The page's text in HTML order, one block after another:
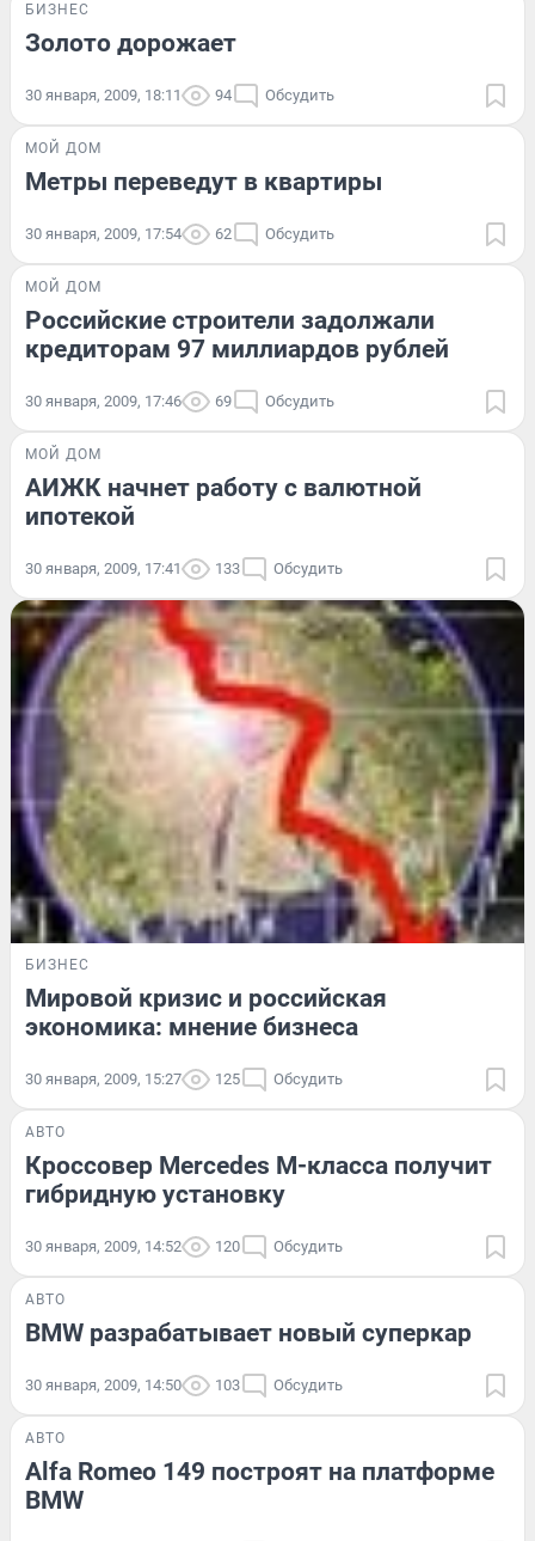
БИЗНЕС
Золото дopoжaeт
30 января, 2009, 18:11 94 Обсудить
МОЙ ДОМ
Метры переведут в квартиры
30 января, 2009, 17:54 62 Обсудить
МОЙ ДОМ
Российские строители задолжали
кредиторам 97 миллиардов рублей
30 января, 2009, 17:46 69 Обсудить
МОЙ ДОМ
АИЖК начнет работу с валютной
ипотекой
30 января, 2009, 17:41 133 Обсудить
БИЗНЕС
Мировой кризис и российская
экономика: мнение бизнеса
30 января, 2009, 15:27 125 Обсудить
АВТО
Кроссовер Mercedes M-класса получит
гибридную установку
30 января, 2009, 14:52 120 Обсудить
АВТО
BMW разрабатывает новый суперкар
30 января, 2009, 14:50 103 Обсудить
АВТО
Alfa Romeo 149 построят на платформе
BMW